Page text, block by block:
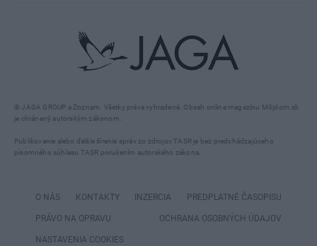
© JAGA GROUP a Zoznam. Všetky práva vyhradené. Obsah online magazínu Môjdom.sk
je chránený autorským zákonom.
Publikovanie alebo ďalšie šírenie správ zo zdrojov TASR je bez predchádzajúceho
písomného súhlasu TASR porušením autorského zákona.
O NÁS KONTAKTY INZERCIA PREDPLATNÉ ČASOPISU
PRÁVO NA OPRAVU OCHRANA OSOBNÝCH ÚDAJOV
NASTAVENIA COOKIES